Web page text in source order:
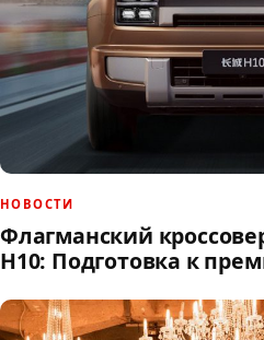
НОВОСТИ
Флагманский
H10: Подготовка к